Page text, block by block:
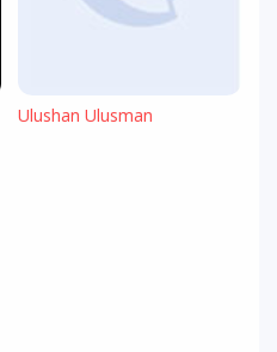
Ulushan Ulusman